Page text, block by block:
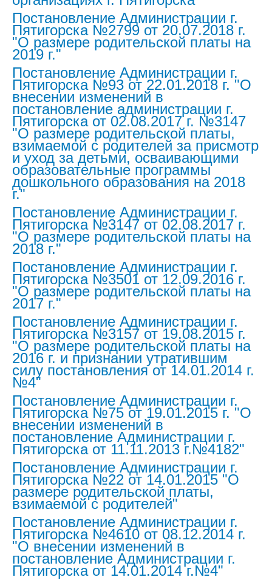
Постановление Администрации г.
Пятигорска №2799 от 20.07.2018 г.
"О размере родительской платы на
2019 г."
Постановление Администрации г.
Пятигорска №93 от 22.01.2018 г. "О
внесении изменений в
постановление администрации г.
Пятигорска от 02.08.2017 г. №3147
"О размере родительской платы,
взимаемой с родителей за присмотр
и уход за детьми, осваивающими
образовательные программы
дошкольного образования на 2018
г."
Постановление Администрации г.
Пятигорска №3147 от 02.08.2017 г.
"О размере родительской платы на
2018 г."
Постановление Администрации г.
Пятигорска №3501 от 12.09.2016 г.
"О размере родительской платы на
2017 г."
Постановление Администрации г.
Пятигорска №3157 от 19.08.2015 г.
"О размере родительской платы на
2016 г. и признании утратившим
силу постановления от 14.01.2014 г.
№4"
Постановление Администрации г.
Пятигорска №75 от 19.01.2015 г. "О
внесении изменений в
постановление Администрации г.
Пятигорска от 11.11.2013 г.№4182"
Постановление Администрации г.
Пятигорска №22 от 14.01.2015 "О
размере родительской платы,
взимаемой с родителей"
Постановление Администрации г.
Пятигорска №4610 от 08.12.2014 г.
"О внесении изменений в
постановление Администрации г.
Пятигорска от 14.01.2014 г.№4"